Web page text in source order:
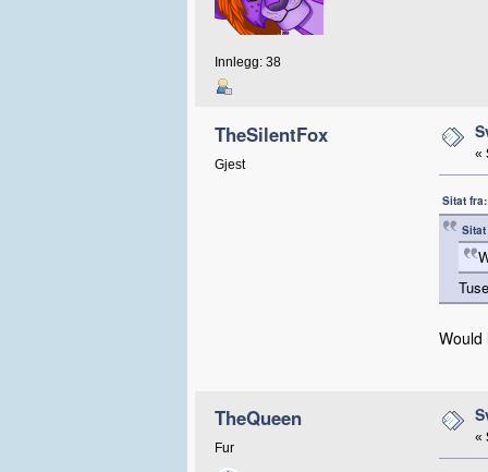
Innlegg: 38
TheSilentFox
Gjest
«
Sitat
Would
TheQueen
Fur
«